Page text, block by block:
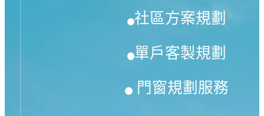
社區方案規劃
單戶客製規劃
門窗規劃服務